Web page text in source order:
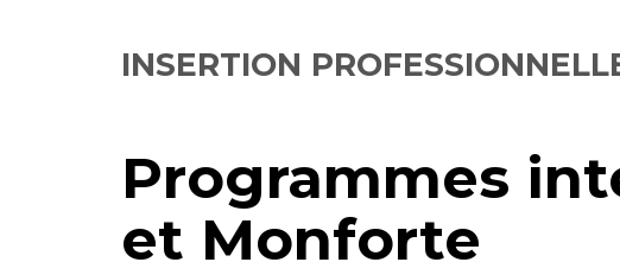
INSERTION
Programmes
et Monforte